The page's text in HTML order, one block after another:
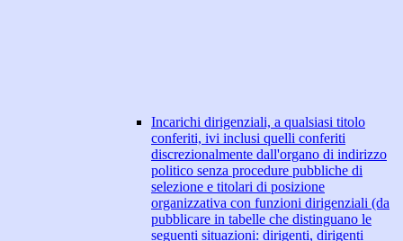
Incarichi dirigenziali, a qualsiasi titolo
conferiti, ivi inclusi quelli conferiti
discrezionalmente dall'organo di indirizzo
politico senza procedure pubbliche di
selezione e titolari di posizione
organizzativa con funzioni dirigenziali (da
pubblicare in tabelle che distinguano le
seguenti situazioni: dirigenti, dirigenti